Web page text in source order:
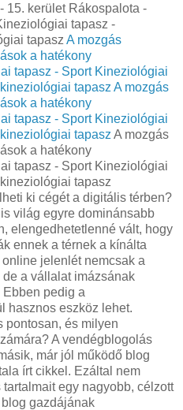
15. kerület Rákospalota -
tapasz -
tapasz A mozgás
a hatékony
tapasz - Sport Kineziológiai
tapasz A mozgás
a hatékony
tapasz - Sport Kineziológiai
tapasz A mozgás
a hatékony
tapasz - Sport Kineziológiai
tapasz
ki cégét a digitális térben?
világ egyre dominánsabb
elengedhetetlenné vált, hogy
ennek a térnek a kínálta
jelenlét nemcsak a
a vállalat imázsának
pedig a
hasznos eszköz lehet.
pontosan, és milyen
A vendégblogolás
már jól működő blog
írt cikkel. Ezáltal nem
egy nagyobb, célzott
gazdájának